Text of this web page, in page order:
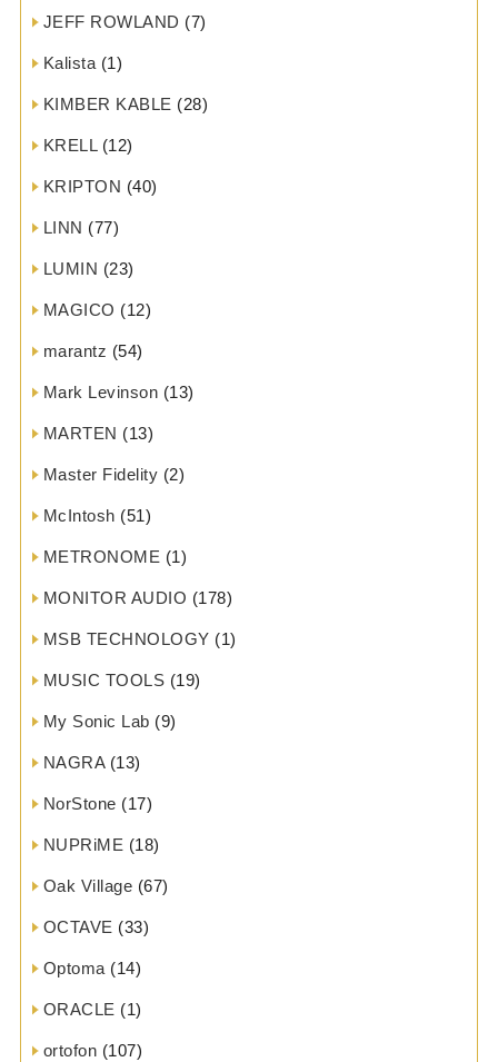
JEFF ROWLAND (7)
Kalista (1)
KIMBER KABLE (28)
KRELL(12)
KRIPTON (40)
LINN (77)
LUMIN (23)
MAGICO (12)
marantz (54)
Mark Levinson (13)
MARTEN (13)
Master Fidelity (2)
McIntosh (51)
METRONOME (1)
MONITOR AUDIO (178)
MSB TECHNOLOGY (1)
MUSIC TOOLS (19)
My Sonic Lab (9)
NAGRA(13)
NorStone (17)
NUPRiME (18)
Oak Village (67)
OCTAVE (33)
Optoma (14)
ORACLE (1)
ortofon (107)